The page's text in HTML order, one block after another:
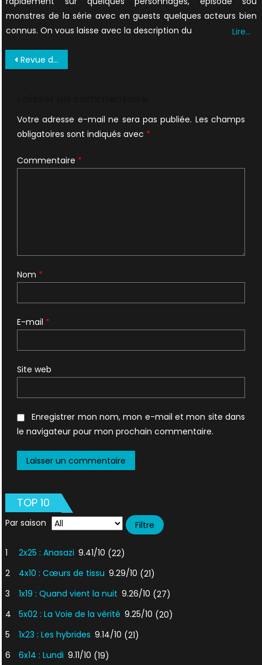
monstres de la série avec en guests quelques acteurs bien
connus. On vous laisse avec la description du
Lire…
Navigation
Revue du web : bétisier, X-Russian Files, désordre dans les épisodes et podcast
Votre adresse e-mail ne sera pas publiée. Les champs
obligatoires sont indiqués avec *
Commentaire *
Nom *
E-mail *
Site web
Enregistrer mon nom, mon e-mail et mon site dans
le navigateur pour mon prochain commentaire.
TOP 10
Par saison
1 2x25 : Anasazi 9.41/10 (22)
2
4x10 : Cœurs de tissu 9.29/10 (21)
3
1x19 : Quand vient la nuit 9.26/10 (27)
4
5x02 : La Voie de la vérité 9.25/10 (20)
5
1x23 : Les hybrides 9.14/10 (21)
6
6x14 : Lundi 9.11/10 (19)